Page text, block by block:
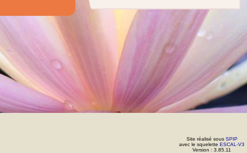
Site réalisé sous SPIP
avec le squelette ESCAL-V3
Version : 3.85.11